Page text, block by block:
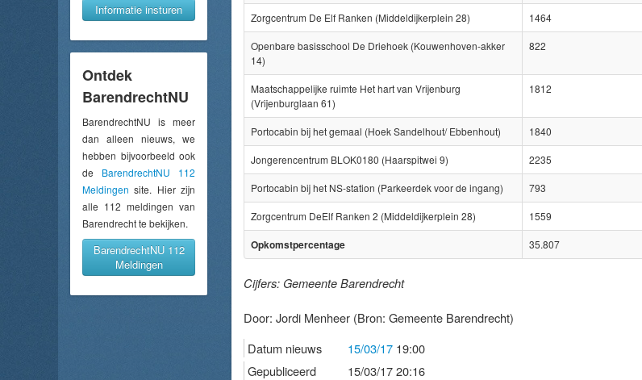
Informatie insturen
Ontdek
BarendrechtNU
BarendrechtNU is meer
dan alleen nieuws, we
hebben bijvoorbeeld ook
de BarendrechtNU 112
Meldingen site. Hier zijn
alle 112 meldingen van
Barendrecht te bekijken.
BarendrechtNU 112
Meldingen
Zorgcentrum De Elf Ranken (Middeldijkerplein 28) 1464
Openbare basisschool De Driehoek (Kouwenhoven-akker
14)
822
Maatschappelijke ruimte Het hart van Vrijenburg
(Vrijenburglaan 61)
1812
Portocabin bij het gemaal (Hoek Sandelhout/ Ebbenhout) 1840
Jongerencentrum BLOK0180 (Haarspitwei 9) 2235
Portocabin bij het NS-station (Parkeerdek voor de ingang) 793
Zorgcentrum DeElf Ranken 2 (Middeldijkerplein 28) 1559
Opkomstpercentage 35.807
Cijfers: Gemeente Barendrecht
Door: Jordi Menheer (Bron: Gemeente Barendrecht)
Datum nieuws
15/03/17 19:00
Gepubliceerd
15/03/17 20:16